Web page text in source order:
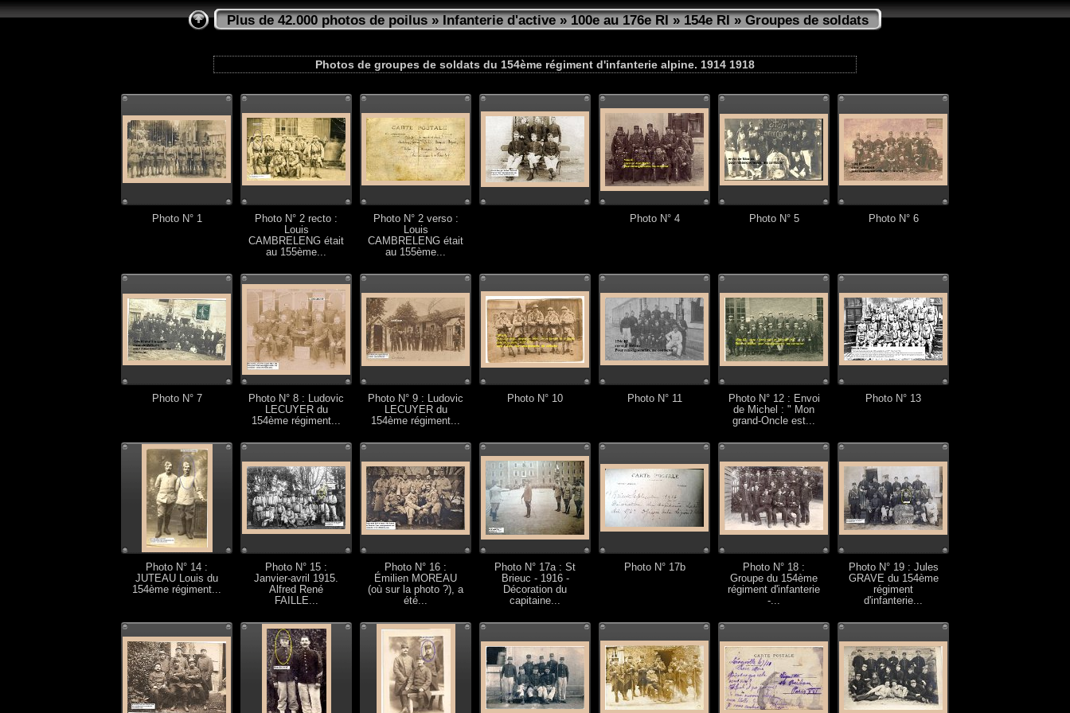
Plus de 42.000 photos de poilus»Infanterie d'active»100e au 176e RI»154e RI» Groupes de soldats
Photos de groupes de soldats du 154ème régiment d'infanterie alpine. 1914 1918
Photo N° 1
Photo N° 2 recto :
Louis
CAMBRELENG était
au 155ème...
Photo N° 2 verso :
Louis
CAMBRELENG était
au 155ème...
Photo N° 4 Photo N° 5 Photo N° 6
Photo N° 7
Photo N° 8 : Ludovic
LECUYER du
154ème régiment...
Photo N° 9 : Ludovic
LECUYER du
154ème régiment...
Photo N° 10 Photo N° 11
Photo N° 12 : Envoi
de Michel : " Mon
grand-Oncle est...
Photo N° 13
Photo N° 14 :
JUTEAU Louis du
154ème régiment...
Photo N° 15 :
Janvier-avril 1915.
Alfred René
FAILLE...
Photo N° 16 :
Émilien MOREAU
(où sur la photo ?), a
été...
Photo N° 17a : St
Brieuc - 1916 -
Décoration du
capitaine...
Photo N° 17b
Photo N° 18 :
Groupe du 154ème
régiment d'infanterie
-...
Photo N° 19 : Jules
GRAVE du 154ème
régiment
d'infanterie...